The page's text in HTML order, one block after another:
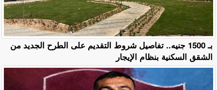
بـ 1500 جنيه.. تفاصيل شروط التقديم على الطرح الجديد من
الشقق السكنية بنظام الإيجار